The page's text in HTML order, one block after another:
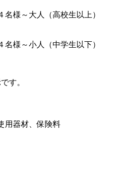
名様～大人（高校生以上）
名様～小人（中学生以下）
す。
用器材、保険料